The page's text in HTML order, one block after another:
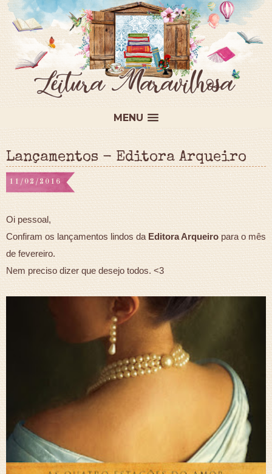
MENU
Lançamentos - Editora Arqueiro
11/02/2016
Oi pessoal,
Confiram os lançamentos lindos da Editora Arqueiropara o mês
de fevereiro.
Nem preciso dizer que desejo todos. <3